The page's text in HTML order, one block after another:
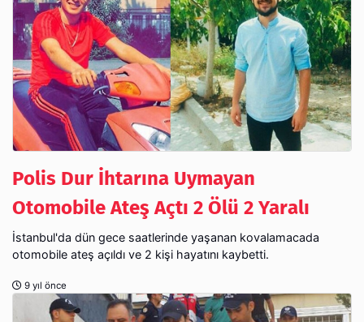
Polis Dur İhtarına Uymayan
Otomobile Ateş Açtı 2 Ölü 2 Yaralı
İstanbul'da dün gece saatlerinde yaşanan kovalamacada
otomobile ateş açıldı ve 2 kişi hayatını kaybetti.
9 yıl önce